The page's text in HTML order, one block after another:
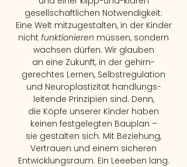
gesellschaftlichen Notwendigkeit:
Eine Welt mitzugestalten, in der Kinder
nicht funktionieren müssen, sondern
wachsen dürfen. Wir glauben
an eine Zukunft, in der gehirn-
gerechtes Lernen, Selbstregulation
und Neuroplastizität handlungs-
leitende Prinzipien sind. Denn,
die Köpfe unserer Kinder haben
keinen festgelegten Bauplan –
sie gestalten sich. Mit Beziehung,
Vertrauen und einem sicheren
Entwicklungsraum. Ein Leeeben lang.